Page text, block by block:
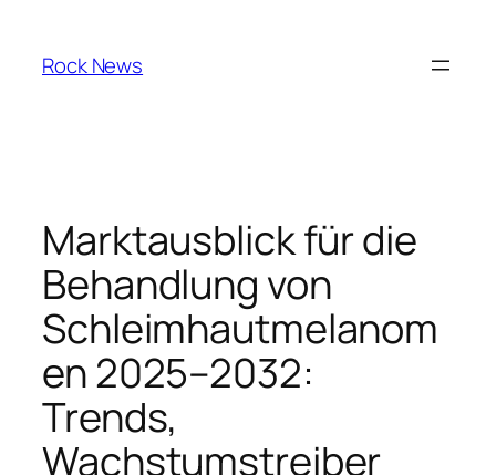
content
Rock News
Marktausblick für die
Behandlung von
Schleimhautmelanom
en 2025–2032:
Trends,
Wachstumstreiber